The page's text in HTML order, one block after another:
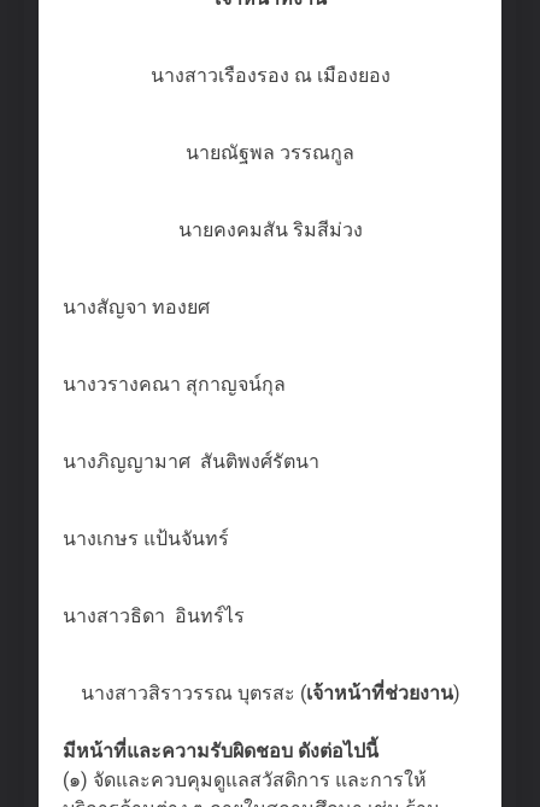
นางสาวเรืองรอง ณ เมืองยอง
นายณัฐพล วรรณกูล
นายคงคมสัน ริมสีม่วง
นางสัญจา ทองยศ
นางวรางคณา สุกาญจน์กุล
นางภิญญามาศ สันติพงศ์รัตนา
นางเกษร แป้นจันทร์
นางสาวธิดา อินทร์ไร
นางสาวสิราวรรณ บุตรสะ (เจ้าหน้าที่ช่วยงาน)
มีหน้าที่และความรับผิดชอบ ดังต่อไปนี้
(๑) จัดและควบคุมดูแลสวัสดิการ และการให้